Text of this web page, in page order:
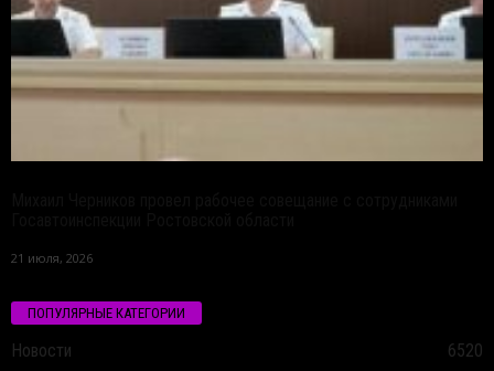
21 июля, 2026
ПОПУЛЯРНЫЕ КАТЕГОРИИ
Новости
6520